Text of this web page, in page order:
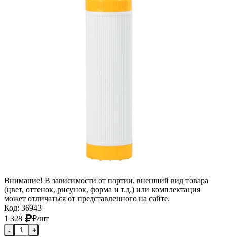
Внимание! В зависимости от партии, внешний вид товара
(цвет, оттенок, рисунок, форма и т.д.) или комплектация
может отличаться от представленного на сайте.
Код: 36943
1 328
₽/шт
- +